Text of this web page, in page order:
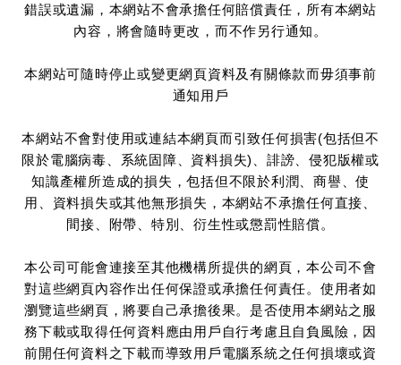
錯誤或遺漏，本網站不會承擔任何賠償責任，所有本網站
內容，將會隨時更改，而不作另行通知。
本網站可隨時停止或變更網頁資料及有關條款而毋須事前
通知用戶
本網站不會對使用或連結本網頁而引致任何損害(包括但不
限於電腦病毒、系統固障、資料損失)、誹謗、侵犯版權或
知識產權所造成的損失，包括但不限於利潤、商譽、使
用、資料損失或其他無形損失，本網站不承擔任何直接、
間接、附帶、特別、衍生性或懲罰性賠償。
本公司可能會連接至其他機構所提供的網頁，本公司不會
對這些網頁內容作出任何保證或承擔任何責任。使用者如
瀏覽這些網頁，將要自己承擔後果。是否使用本網站之服
務下載或取得任何資料應由用戶自行考慮且自負風險，因
前開任何資料之下載而導致用戶電腦系統之任何損壞或資